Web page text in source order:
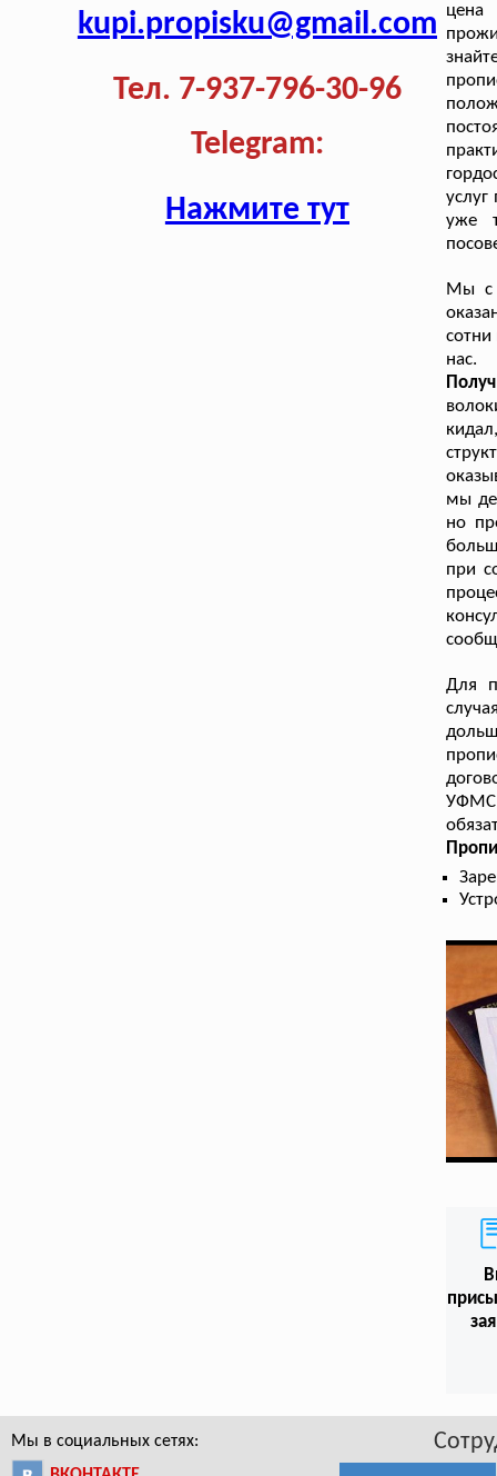
kupi.propisku@gmail.com
Тел. 7-937-796-30-96
Telegram:
Нажмите тут
уже
Мы с
нас.
мы
но
при
Для
Мы в социальных сетях: